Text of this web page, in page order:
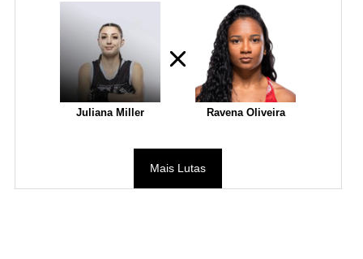
Juliana Miller Ravena Oliveira
Mais Lutas